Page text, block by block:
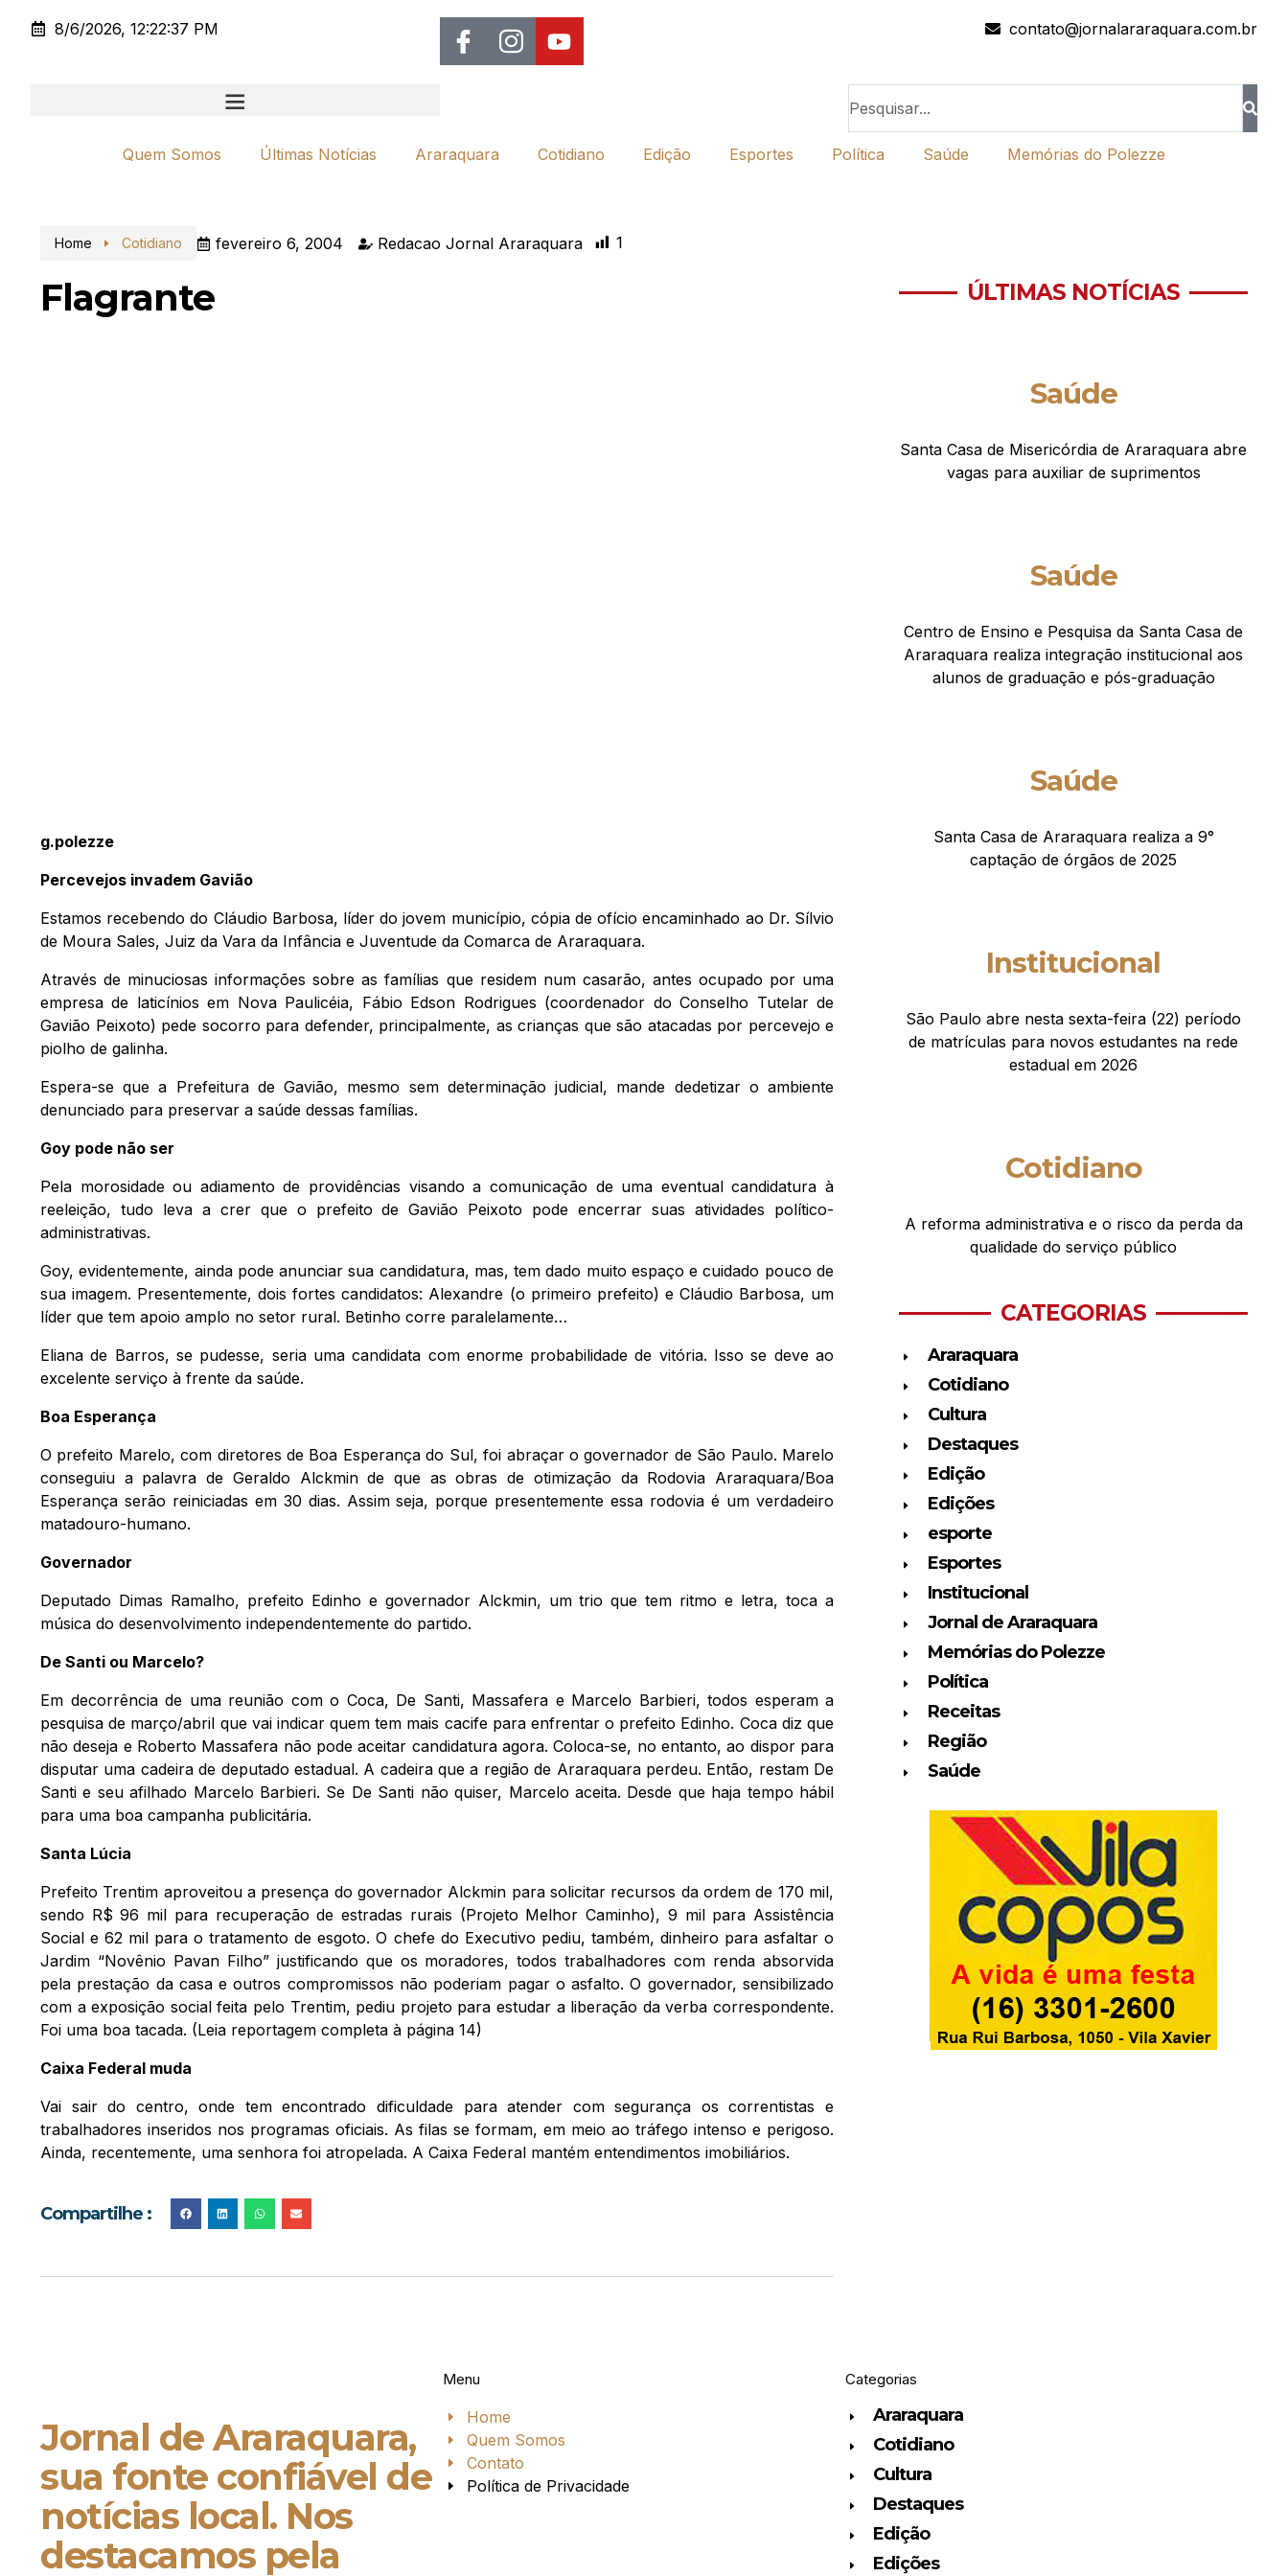
8/6/2026, 12:22:37 PM contato@jornalararaquara.com.br
Quem Somos Últimas Notícias Araraquara Cotidiano Edição Esportes Política Saúde Memórias do Polezze
Home Cotidiano fevereiro 6, 2004 Redacao Jornal Araraquara 1
Flagrante
g.polezze
Percevejos invadem Gavião
Estamos recebendo do Cláudio Barbosa, líder do jovem município, cópia de ofício encaminhado ao Dr. Sílvio
de Moura Sales, Juiz da Vara da Infância e Juventude da Comarca de Araraquara.
Através de minuciosas informações sobre as famílias que residem num casarão, antes ocupado por uma
empresa de laticínios em Nova Paulicéia, Fábio Edson Rodrigues (coordenador do Conselho Tutelar de
Gavião Peixoto) pede socorro para defender, principalmente, as crianças que são atacadas por percevejo e
piolho de galinha.
Espera-se que a Prefeitura de Gavião, mesmo sem determinação judicial, mande dedetizar o ambiente
denunciado para preservar a saúde dessas famílias.
Goy pode não ser
Pela morosidade ou adiamento de providências visando a comunicação de uma eventual candidatura à
reeleição, tudo leva a crer que o prefeito de Gavião Peixoto pode encerrar suas atividades político-
administrativas.
Goy, evidentemente, ainda pode anunciar sua candidatura, mas, tem dado muito espaço e cuidado pouco de
sua imagem. Presentemente, dois fortes candidatos: Alexandre (o primeiro prefeito) e Cláudio Barbosa, um
líder que tem apoio amplo no setor rural. Betinho corre paralelamente…
Eliana de Barros, se pudesse, seria uma candidata com enorme probabilidade de vitória. Isso se deve ao
excelente serviço à frente da saúde.
Boa Esperança
O prefeito Marelo, com diretores de Boa Esperança do Sul, foi abraçar o governador de São Paulo. Marelo
conseguiu a palavra de Geraldo Alckmin de que as obras de otimização da Rodovia Araraquara/Boa
Esperança serão reiniciadas em 30 dias. Assim seja, porque presentemente essa rodovia é um verdadeiro
matadouro-humano.
Governador
Deputado Dimas Ramalho, prefeito Edinho e governador Alckmin, um trio que tem ritmo e letra, toca a
música do desenvolvimento independentemente do partido.
De Santi ou Marcelo?
Em decorrência de uma reunião com o Coca, De Santi, Massafera e Marcelo Barbieri, todos esperam a
pesquisa de março/abril que vai indicar quem tem mais cacife para enfrentar o prefeito Edinho. Coca diz que
não deseja e Roberto Massafera não pode aceitar candidatura agora. Coloca-se, no entanto, ao dispor para
disputar uma cadeira de deputado estadual. A cadeira que a região de Araraquara perdeu. Então, restam De
Santi e seu afilhado Marcelo Barbieri. Se De Santi não quiser, Marcelo aceita. Desde que haja tempo hábil
para uma boa campanha publicitária.
Santa Lúcia
Prefeito Trentim aproveitou a presença do governador Alckmin para solicitar recursos da ordem de 170 mil,
sendo R$ 96 mil para recuperação de estradas rurais (Projeto Melhor Caminho), 9 mil para Assistência
Social e 62 mil para o tratamento de esgoto. O chefe do Executivo pediu, também, dinheiro para asfaltar o
Jardim “Novênio Pavan Filho” justificando que os moradores, todos trabalhadores com renda absorvida
pela prestação da casa e outros compromissos não poderiam pagar o asfalto. O governador, sensibilizado
com a exposição social feita pelo Trentim, pediu projeto para estudar a liberação da verba correspondente.
Foi uma boa tacada. (Leia reportagem completa à página 14)
Caixa Federal muda
Vai sair do centro, onde tem encontrado dificuldade para atender com segurança os correntistas e
trabalhadores inseridos nos programas oficiais. As filas se formam, em meio ao tráfego intenso e perigoso.
Ainda, recentemente, uma senhora foi atropelada. A Caixa Federal mantém entendimentos imobiliários.
Compartilhe :
ÚLTIMAS NOTÍCIAS
Saúde
Santa Casa de Misericórdia de Araraquara abre
vagas para auxiliar de suprimentos
Saúde
Centro de Ensino e Pesquisa da Santa Casa de
Araraquara realiza integração institucional aos
alunos de graduação e pós-graduação
Saúde
Santa Casa de Araraquara realiza a 9°
captação de órgãos de 2025
Institucional
São Paulo abre nesta sexta-feira (22) período
de matrículas para novos estudantes na rede
estadual em 2026
Cotidiano
A reforma administrativa e o risco da perda da
qualidade do serviço público
CATEGORIAS
Araraquara
Cotidiano
Cultura
Destaques
Edição
Edições
esporte
Esportes
Institucional
Jornal de Araraquara
Memórias do Polezze
Política
Receitas
Região
Saúde
Jornal de Araraquara,
sua fonte confiável de
notícias local. Nos
destacamos pela
Menu
Home
Quem Somos
Contato
Política de Privacidade
Categorias
Araraquara
Cotidiano
Cultura
Destaques
Edição
Edições